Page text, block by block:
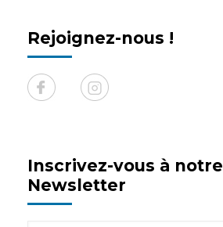
Rejoignez-nous !
Inscrivez-vous à notre
Newsletter